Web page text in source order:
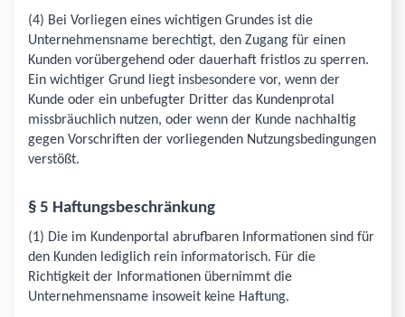
(4) Bei Vorliegen eines wichtigen Grundes ist die
Unternehmensname berechtigt, den Zugang für einen
Kunden vorübergehend oder dauerhaft fristlos zu sperren.
Ein wichtiger Grund liegt insbesondere vor, wenn der
Kunde oder ein unbefugter Dritter das Kundenprotal
missbräuchlich nutzen, oder wenn der Kunde nachhaltig
gegen Vorschriften der vorliegenden Nutzungsbedingungen
verstößt.
§ 5 Haftungsbeschränkung
(1) Die im Kundenportal abrufbaren Informationen sind für
den Kunden lediglich rein informatorisch. Für die
Richtigkeit der Informationen übernimmt die
Unternehmensname insoweit keine Haftung.